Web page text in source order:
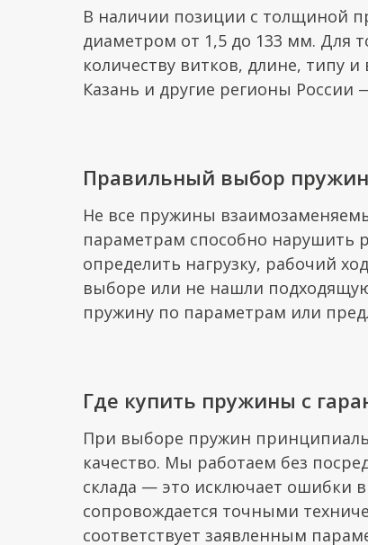
В наличии позиции с толщиной
диаметром от 1,5 до 133 мм. Для
количеству витков, длине, типу
Казань и другие регионы
Правильный выбор
Не все пружины
параметрам способно нарушить
определить нагрузку, рабочий
выборе или не нашли
пружину по параметрам или
Где купить пружины с
При выборе пружин
качество. Мы работаем без
склада — это исключает ошибки
сопровождается точными
соответствует заявленным